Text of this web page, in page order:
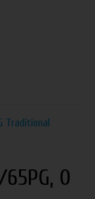
Traditional
0